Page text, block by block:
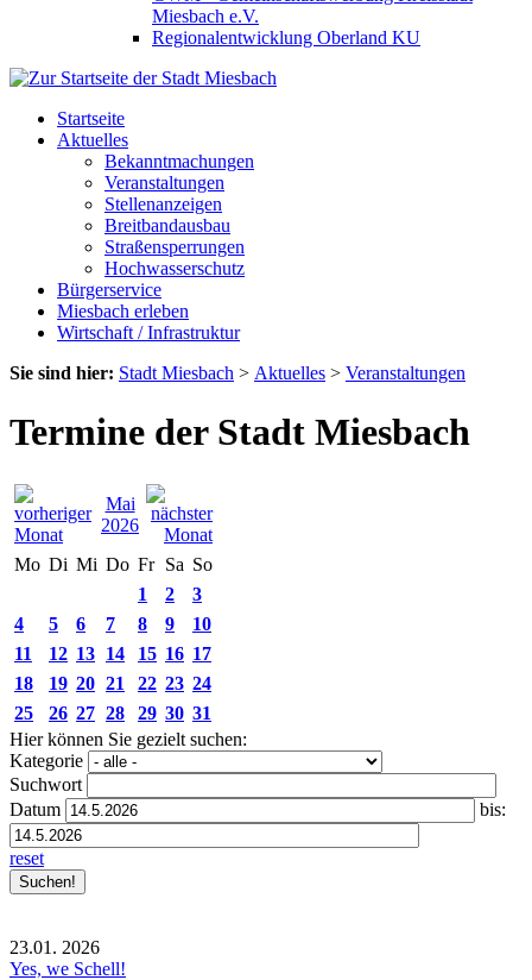
Miesbach e.V.
Regionalentwicklung Oberland KU
Startseite
Aktuelles
Bekanntmachungen
Veranstaltungen
Stellenanzeigen
Breitbandausbau
Straßensperrungen
Hochwasserschutz
Bürgerservice
Miesbach erleben
Wirtschaft / Infrastruktur
Sie sind hier: Stadt Miesbach > Aktuelles > Veranstaltungen
Termine der Stadt Miesbach
Mai
2026
Mo Di Mi Do Fr Sa So
1
2
3
4
5 6 7 8 9
10
11
12 13 14 15 16 17
18
19 20 21 22 23 24
25
26 27 28 29 30 31
Hier können Sie gezielt suchen:
Kategorie
Suchwort
Datum
bis:
reset
23.01. 2026
Yes, we Schell!